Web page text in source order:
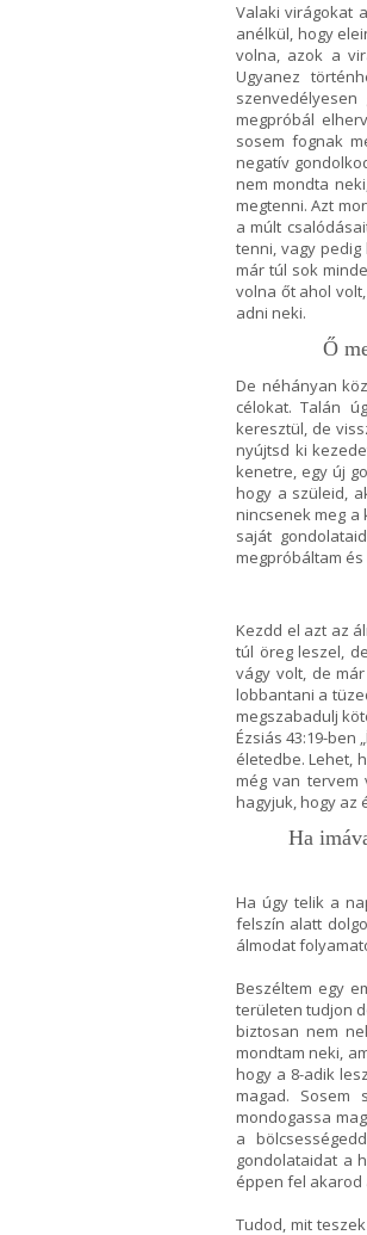
Valaki virágokat
anélkül, hogy
volna, azok a
Ugyanez
megpróbál
sosem fognak
negatív
nem mondta
megtenni. Azt
a múlt
tenni, vagy
már túl sok
volna őt ahol
adni neki.
Ő
De néhányan
célokat. Talán
keresztül, de
nyújtsd ki
kenetre, egy új
hogy a szüleid,
nincsenek meg a
saját
megpróbáltam
Kezdd el azt az
túl öreg leszel,
vágy volt, de
lobbantani a
megszabadulj
Ézsiás 43:19-ben
életedbe. Lehet,
még van tervem
hagyjuk, hogy az
Ha
Ha úgy telik a
felszín alatt
álmodat
Beszéltem egy
területen tudjon
biztosan nem
mondtam neki,
hogy a 8-adik
magad. Sosem
mondogassa
a
gondolataidat a
éppen fel akarod
Tudod, mit